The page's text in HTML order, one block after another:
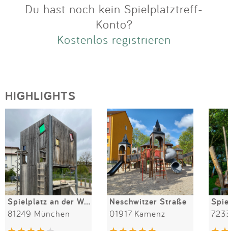
Du hast noch kein Spielplatztreff-
Konto?
Kostenlos registrieren
HIGHLIGHTS
Spielplatz an der Wave
81249 München
Neschwitzer Straße
01917 Kamenz